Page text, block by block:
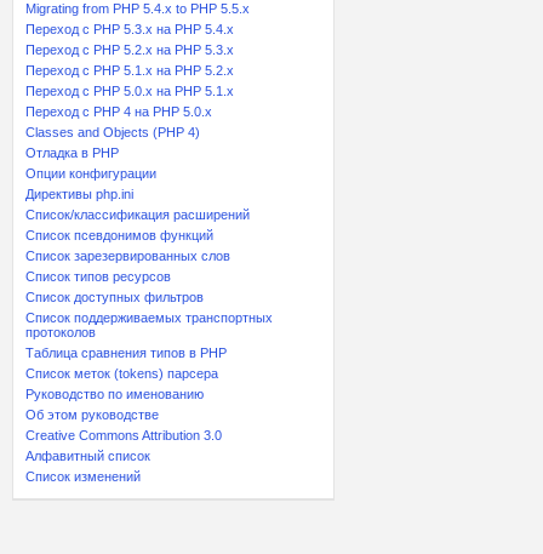
Migrating from PHP 5.4.x to PHP 5.5.x
Переход с PHP 5.3.x на PHP 5.4.x
Переход c PHP 5.2.x на PHP 5.3.x
Переход с PHP 5.1.x на PHP 5.2.x
Переход с PHP 5.0.x на PHP 5.1.x
Переход с PHP 4 на PHP 5.0.x
Classes and Objects (PHP 4)
Отладка в PHP
Опции конфигурации
Директивы php.ini
Список/классификация расширений
Список псевдонимов функций
Список зарезервированных слов
Список типов ресурсов
Список доступных фильтров
Список поддерживаемых транспортных
протоколов
Таблица сравнения типов в PHP
Список меток (tokens) парсера
Руководство по именованию
Об этом руководстве
Creative Commons Attribution 3.0
Алфавитный список
Список изменений